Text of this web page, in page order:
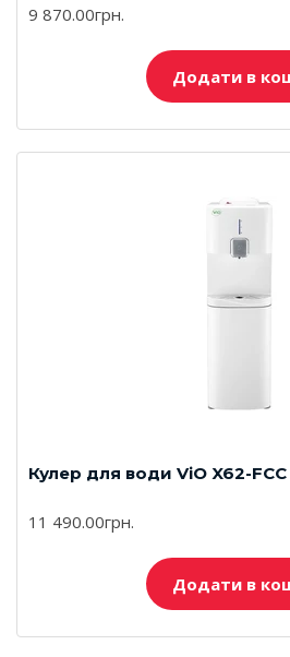
9 870.00грн.
Додати в
Кулер для води ViO X62-
11 490.00грн.
Додати в